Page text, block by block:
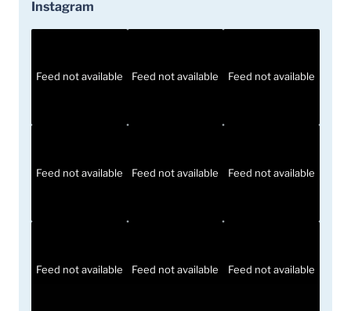
Instagram
Feed not available Feed not available Feed not available
Feed not available Feed not available Feed not available
Feed not available Feed not available Feed not available